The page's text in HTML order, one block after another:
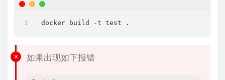
如果出现如下报错